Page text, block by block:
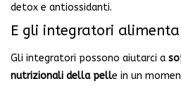
detox e antiossidanti.
E gli integratori
Gli integratori possono aiutarci a
nutrizionali della pelle in un